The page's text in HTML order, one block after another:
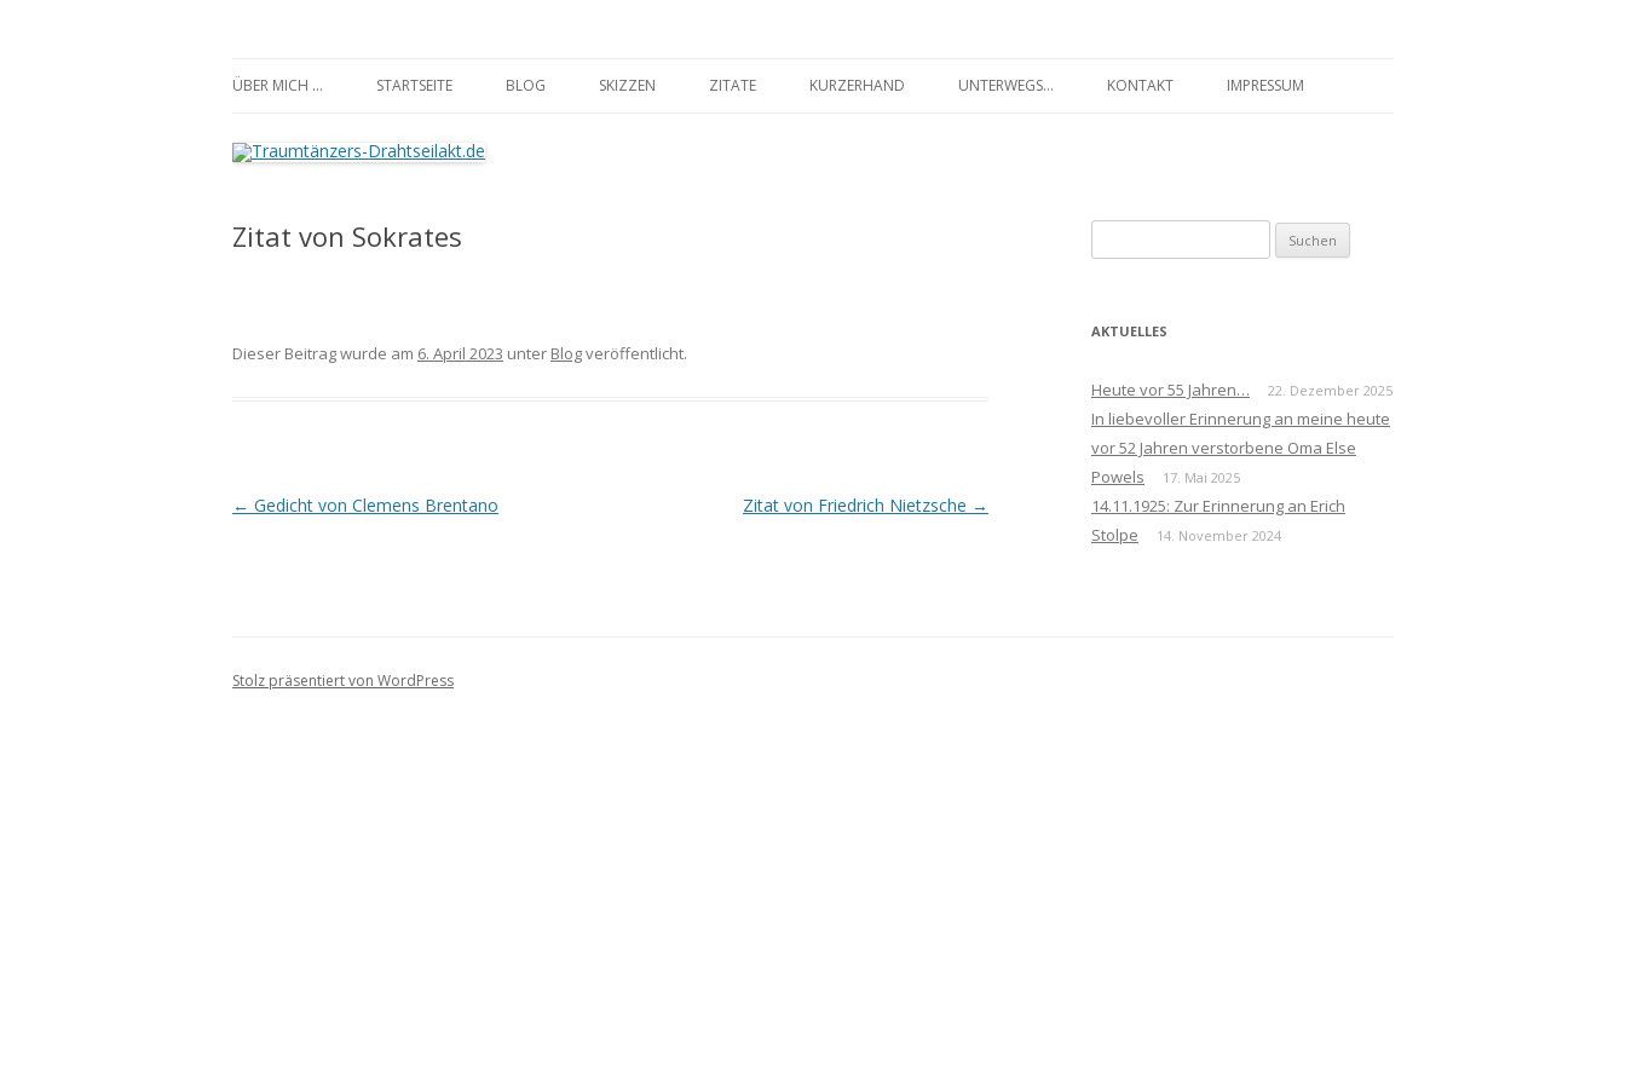
zum
ÜBER MICH … STARTSEITE BLOG SKIZZEN ZITATE KURZERHAND UNTERWEGS… KONTAKT IMPRESSUM
Zitat von Sokrates
Dieser Beitrag wurde am 6. April 2023 unter Blogveröffentlicht.
Beitrags-
← Gedicht von Clemens Brentano Zitat von Friedrich Nietzsche →
nach:
AKTUELLES
Heute vor 55 Jahren… 22. Dezember 2025
In liebevoller Erinnerung an meine heute
vor 52 Jahren verstorbene Oma Else
Powels
17. Mai 2025
14.11.1925: Zur Erinnerung an Erich
Stolpe
14. November 2024
Stolz präsentiert von WordPress